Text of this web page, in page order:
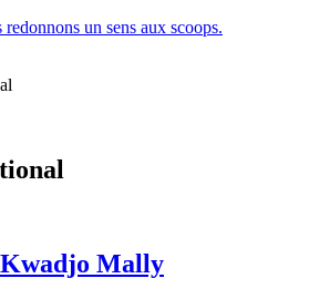
Kwadjo Mally